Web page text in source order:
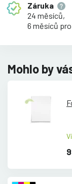
Záruka
24 měsíců,
6 měsíců pro
Mohlo by